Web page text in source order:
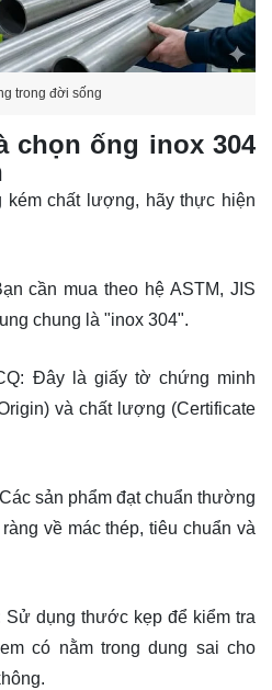
trong đời sống
chọn ống inox 304
kém chất lượng, hãy thực hiện
cần mua theo hệ ASTM, JIS
chung là "inox 304".
Đây là giấy tờ chứng minh
và chất lượng (Certificate
Các sản phẩm đạt chuẩn thường
về mác thép, tiêu chuẩn và
Sử dụng thước kẹp để kiểm tra
có nằm trong dung sai cho